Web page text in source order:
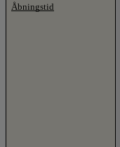
Åbningstid